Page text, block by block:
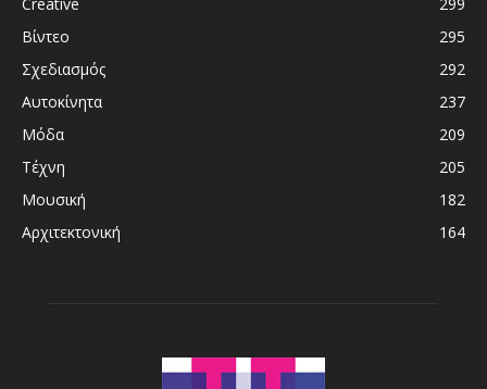
Βίντεο
295
Σχεδιασμός
292
Αυτοκίνητα
237
Μόδα
209
Τέχνη
205
Μουσική
182
Αρχιτεκτονική
164